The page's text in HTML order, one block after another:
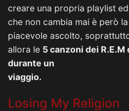
creare una propria playlist
che non cambia mai è però
piacevole ascolto,
allora le 5 canzoni dei R.E.M
durante un
viaggio.
Losing My Religion